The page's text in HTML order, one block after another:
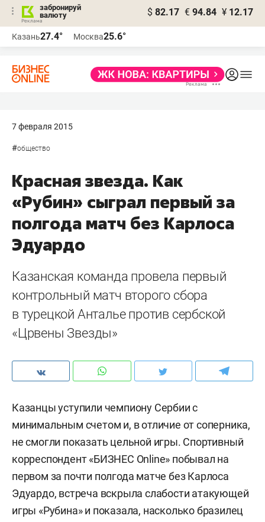
забронируй
валюту
$ 82.17 € 94.84 ¥ 12.17
Казань27.4° Москва25.6°
7 февраля 2015
#общество
Красная звезда. Как
«Рубин» сыграл первый за
полгода матч без Карлоса
Эдуардо
Казанская команда провела первый
контрольный матч второго сбора
в турецкой Анталье против сербской
«Црвены Звезды»
Казанцы уступили чемпиону Сербии с
минимальным счетом и, в отличие от соперника,
не смогли показать цельной игры. Спортивный
корреспондент «БИЗНЕС Online» побывал на
первом за почти полгода матче без Карлоса
Эдуардо, встреча вскрыла слабости атакующей
игры «Рубина» и показала, насколько бразилец